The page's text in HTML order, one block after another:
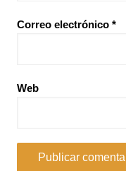
Correo electrónico *
Web